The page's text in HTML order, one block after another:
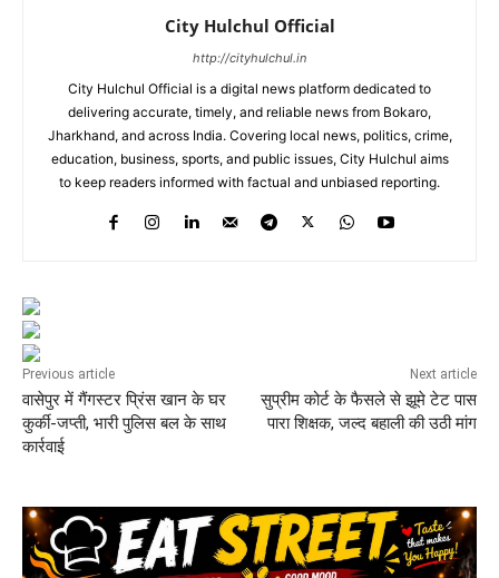
City Hulchul Official
http://cityhulchul.in
City Hulchul Official is a digital news platform dedicated to
delivering accurate, timely, and reliable news from Bokaro,
Jharkhand, and across India. Covering local news, politics, crime,
education, business, sports, and public issues, City Hulchul aims
to keep readers informed with factual and unbiased reporting.
Previous article
वासेपुर में गैंगस्टर प्रिंस खान के घर
कुर्की-जप्ती, भारी पुलिस बल के साथ
कार्रवाई
Next article
सुप्रीम कोर्ट के फैसले से झूमे टेट पास
पारा शिक्षक, जल्द बहाली की उठी मांग